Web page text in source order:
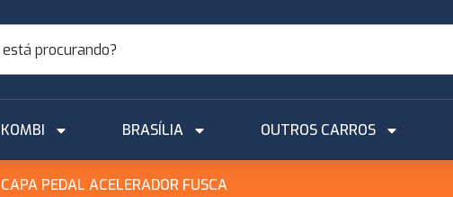
KOMBI BRASÍLIA OUTROS CARROS
PEDAL ACELERADOR FUSCA